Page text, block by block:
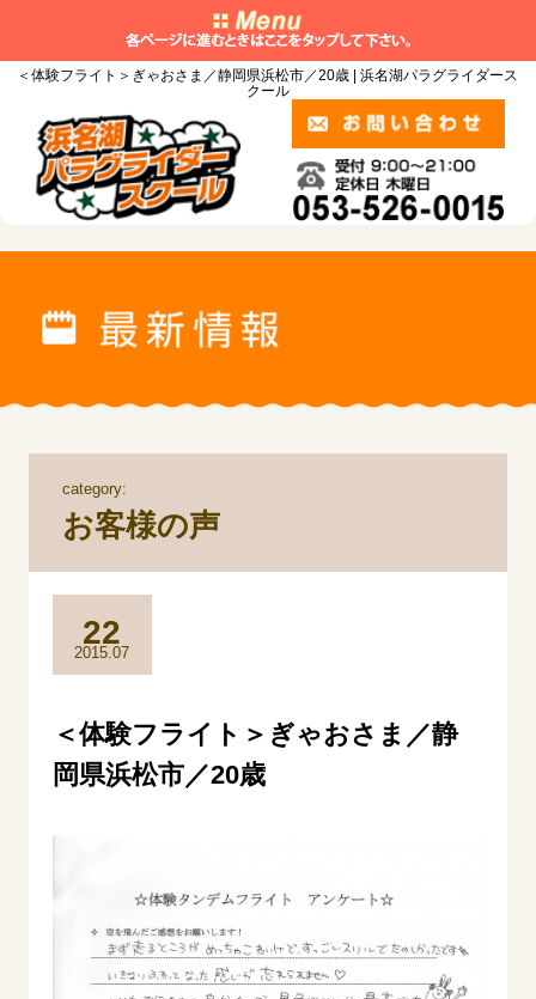
＜体験フライト＞ぎゃおさま／静岡県浜松市／20歳 | 浜名湖パラグライダース
クール
category:
お客様の声
22
2015.07
＜体験フライト＞ぎゃおさま／静
岡県浜松市／20歳